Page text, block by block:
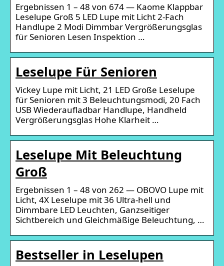
Ergebnissen 1 – 48 von 674 — Kaome Klappbar
Leselupe Groß 5 LED Lupe mit Licht 2-Fach
Handlupe 2 Modi Dimmbar Vergrößerungsglas
für Senioren Lesen Inspektion …
Leselupe Für Senioren
Vickey Lupe mit Licht, 21 LED Große Leselupe
für Senioren mit 3 Beleuchtungsmodi, 20 Fach
USB Wiederaufladbar Handlupe, Handheld
Vergrößerungsglas Hohe Klarheit …
Leselupe Mit Beleuchtung
Groß
Ergebnissen 1 – 48 von 262 — OBOVO Lupe mit
Licht, 4X Leselupe mit 36 Ultra-hell und
Dimmbare LED Leuchten, Ganzseitiger
Sichtbereich und Gleichmäßige Beleuchtung, …
Bestseller in Leselupen